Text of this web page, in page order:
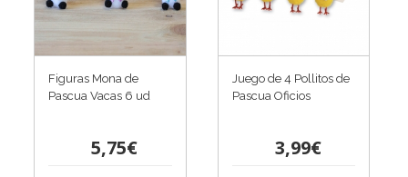
Figuras Mona de
Pascua Vacas 6 ud
5,75€
Juego de 4 Pollitos de
Pascua Oficios
3,99€